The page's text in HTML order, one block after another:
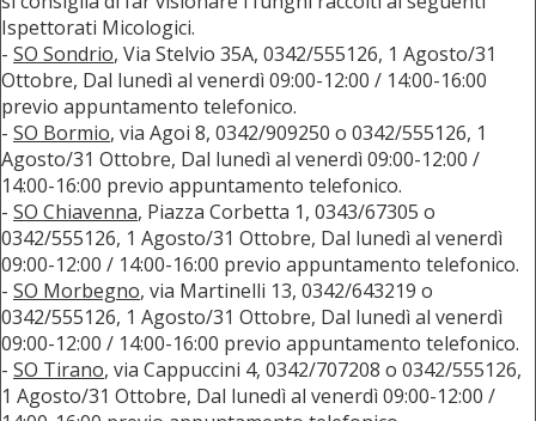
Ispettorati Micologici.
- SO Sondrio, Via Stelvio 35A, 0342/555126, 1 Agosto/31
Ottobre, Dal lunedì al venerdì 09:00-12:00 / 14:00-16:00
previo appuntamento telefonico.
- SO Bormio, via Agoi 8, 0342/909250 o 0342/555126, 1
Agosto/31 Ottobre, Dal lunedì al venerdì 09:00-12:00 /
14:00-16:00 previo appuntamento telefonico.
- SO Chiavenna, Piazza Corbetta 1, 0343/67305 o
0342/555126, 1 Agosto/31 Ottobre, Dal lunedì al venerdì
09:00-12:00 / 14:00-16:00 previo appuntamento telefonico.
- SO Morbegno, via Martinelli 13, 0342/643219 o
0342/555126, 1 Agosto/31 Ottobre, Dal lunedì al venerdì
09:00-12:00 / 14:00-16:00 previo appuntamento telefonico.
- SO Tirano, via Cappuccini 4, 0342/707208 o 0342/555126,
1 Agosto/31 Ottobre, Dal lunedì al venerdì 09:00-12:00 /